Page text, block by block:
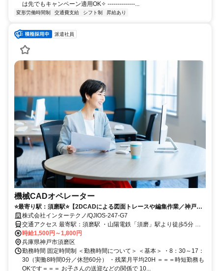
は先でもキャンペーン適用OK✧ --------------...
変形労働時間制 交通費支給 シフト制 昇給あり
派遣社員
機械CADオペレーター
⭐️最寄り駅：須磨駅⭐️【2DCADによる図面トレースや編集作業／神戸市
須磨区】実務未経験歓迎♪若手スタッフ活躍中！無料の研修サポートあり
◎
株式会社インターテクノ/QJIOS-247-G7
交通アクセス 最寄駅：須磨駅 ・山陽電鉄「須磨」駅より徒歩5分 ・
時給1,500円～1,800円
兵庫県神戸市須磨区
勤務時間 固定時間制 ＜勤務時間について＞ ＜基本＞ ・8：30～17：
30（実働8時間0分／休憩60分） ・残業月平均20H ＝＝＝時短勤務も
OKです＝＝＝ お子さんの送迎などの関係で 10...